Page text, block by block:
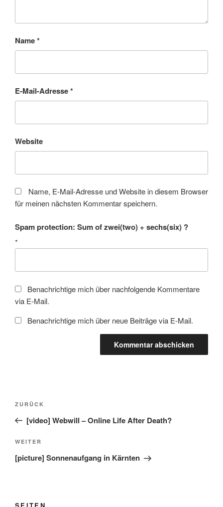
Name*
E-Mail-Adresse*
Website
Name, E-Mail-Adresse und Website in diesem Browser
für meinen nächsten Kommentar speichern.
Spam protection: Sum of zwei(two) + sechs(six) ?
*
Benachrichtige mich über nachfolgende Kommentare
via E-Mail.
Benachrichtige mich über neue Beiträge via E-Mail.
Beitragsnavigation
Vorheriger
Beitrag
ZURÜCK
[video] Webwill – Online Life After Death?
Nächster
Beitrag
WEITER
[picture] Sonnenaufgang in Kärnten